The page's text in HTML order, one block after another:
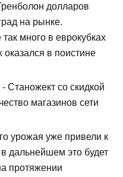
долларов
на рынке.
много в еврокубках
оказался в поистине
Станожект со скидкой
магазинов сети
урожая уже привели к
дальнейшем это будет
протяжении